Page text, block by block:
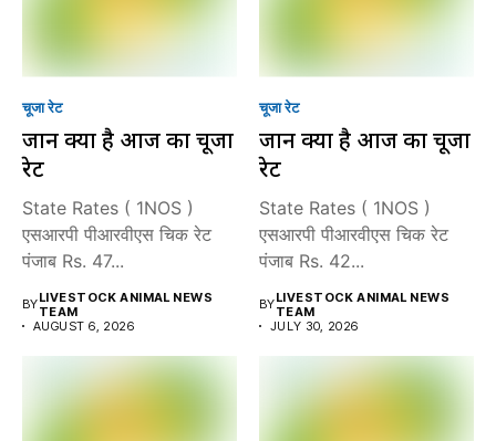
चूजा रेट
जानें क्या है आज का चूजा
रेट
State Rates ( 1NOS )
एसआरपी पीआरवीएस चिक रेट
पंजाब Rs. 47...
BYLIVESTOCK ANIMAL NEWS
TEAM
AUGUST 6, 2026
चूजा रेट
जानें क्या है आज का चूजा
रेट
State Rates ( 1NOS )
एसआरपी पीआरवीएस चिक रेट
पंजाब Rs. 42...
BYLIVESTOCK ANIMAL NEWS
TEAM
JULY 30, 2026